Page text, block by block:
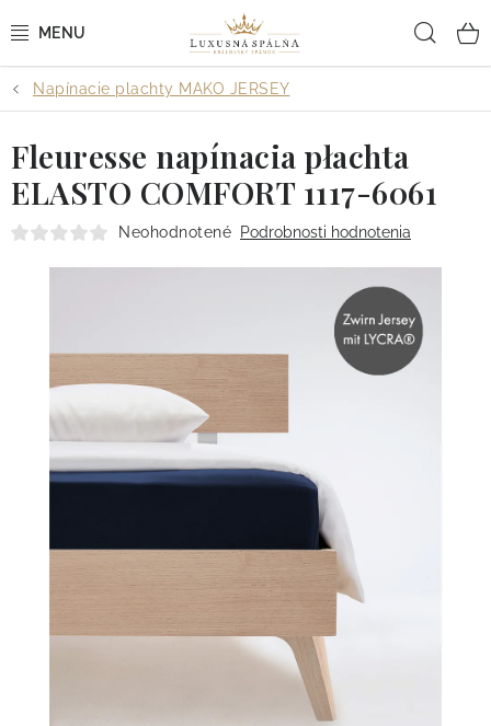
na
POSTEĽNÉ OBLIEČKY
POSTEĽNÉ PLACHTY
PREHOZY A PAPLÓNY
VANKÚŠE A OBLIEČKY
Podmienky ochrany osobných údajov
Vrátenie tovaru
Napínacie plachty MAKO JERSEY
Fleuresse napínacia płachta
ELASTO COMFORT 1117-6061
Neohodnotené Podrobnosti hodnotenia